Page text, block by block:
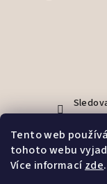
Tento web
tohoto webu
Více informacízde.
Facebook